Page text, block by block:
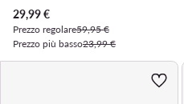
Prezzo attuale
29,99€
Prezzo regolare59,95 €
Prezzo più basso23,99 €